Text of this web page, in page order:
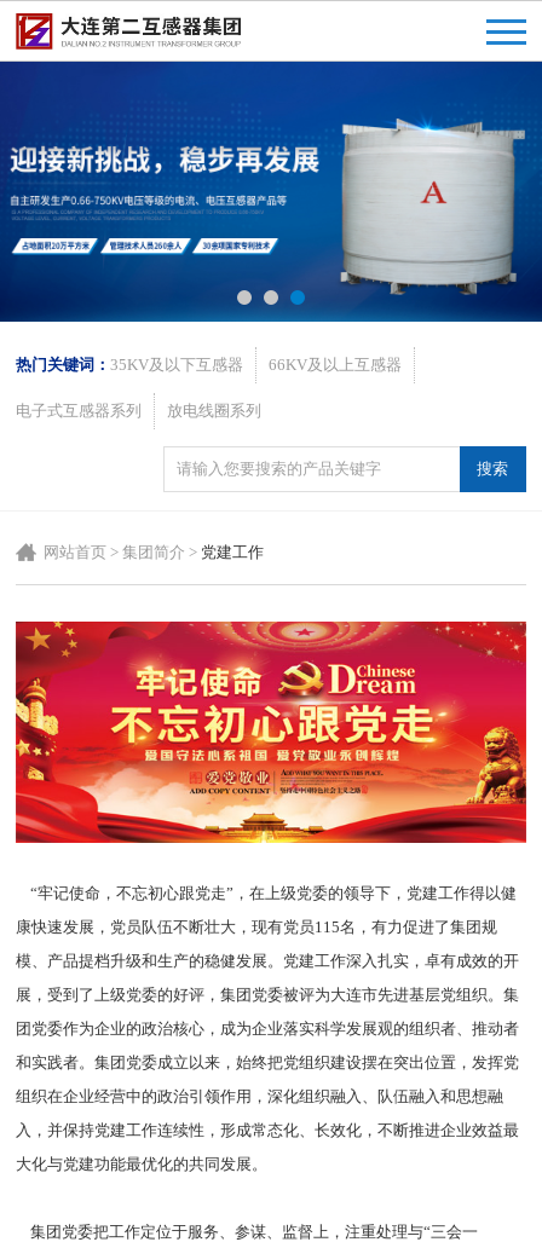
热门关键词：35KV及以下互感器 66KV及以上互感器
电子式互感器系列 放电线圈系列
网站首页 >集团简介 > 党建工作
“牢记使命，不忘初心跟党走”，在上级党委的领导下，党建工作得以健
康快速发展，党员队伍不断壮大，现有党员115名，有力促进了集团规
模、产品提档升级和生产的稳健发展。党建工作深入扎实，卓有成效的开
展，受到了上级党委的好评，集团党委被评为大连市先进基层党组织。集
团党委作为企业的政治核心，成为企业落实科学发展观的组织者、推动者
和实践者。集团党委成立以来，始终把党组织建设摆在突出位置，发挥党
组织在企业经营中的政治引领作用，深化组织融入、队伍融入和思想融
入，并保持党建工作连续性，形成常态化、长效化，不断推进企业效益最
大化与党建功能最优化的共同发展。
集团党委把工作定位于服务、参谋、监督上，注重处理与“三会一